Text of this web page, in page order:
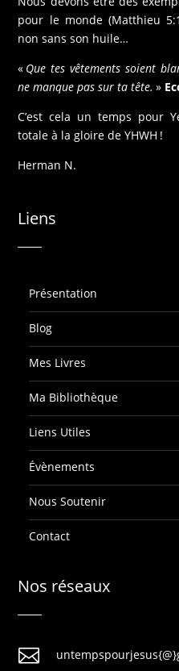
pour le monde (Matthieu
non sans son huile…
« Que tes vêtements soient
ne manque pas sur ta tête. »
C’est cela un temps pour
totale à la gloire de YHWH !
Herman N.
Liens
Présentation
Blog
Mes Livres
Ma Bibliothèque
Liens Utiles
Évènements
Nous Soutenir
Contact
Nos réseaux
